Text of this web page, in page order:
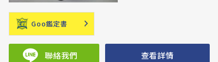
Goo鑑定書
聯絡我們 查看詳情